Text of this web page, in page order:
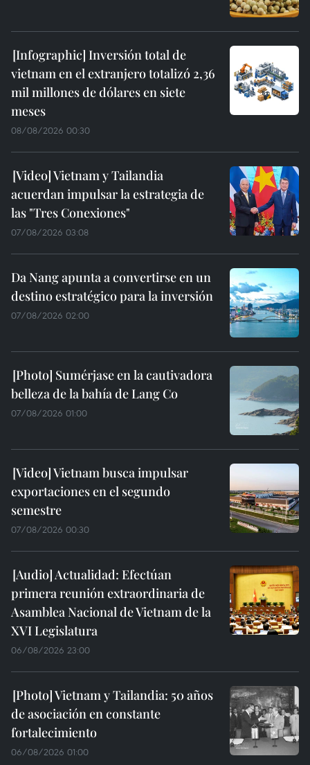
Inversión total de
vietnam en el extranjero totalizó 2,36
mil millones de dólares en siete
meses
08/08/2026 00:30
Vietnam y Tailandia
acuerdan impulsar la estrategia de
las "Tres Conexiones"
07/08/2026 03:08
Da Nang apunta a convertirse en un
destino estratégico para la inversión
07/08/2026 02:00
Sumérjase en la cautivadora
belleza de la bahía de Lang Co
07/08/2026 01:00
Vietnam busca impulsar
exportaciones en el segundo
semestre
07/08/2026 00:30
Actualidad: Efectúan
primera reunión extraordinaria de
Asamblea Nacional de Vietnam de la
XVI Legislatura
06/08/2026 23:00
Vietnam y Tailandia: 50 años
de asociación en constante
fortalecimiento
06/08/2026 01:00